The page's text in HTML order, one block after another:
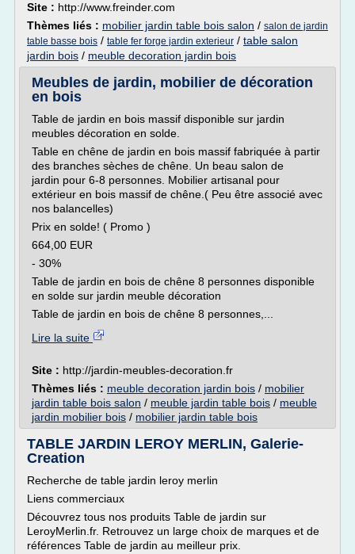
Site : http://www.freinder.com
Thèmes liés : mobilier jardin table bois salon / salon de jardin
table basse bois / table fer forge jardin exterieur / table salon
jardin bois / meuble decoration jardin bois
Meubles de jardin, mobilier de décoration
en bois
Table de jardin en bois massif disponible sur jardin
meubles décoration en solde.
Table en chêne de jardin en bois massif fabriquée à partir
des branches sèches de chêne. Un beau salon de
jardin pour 6-8 personnes. Mobilier artisanal pour
extérieur en bois massif de chêne.( Peu être associé avec
nos balancelles)
Prix en solde! ( Promo )
664,00 EUR
- 30%
Table de jardin en bois de chêne 8 personnes disponible
en solde sur jardin meuble décoration
Table de jardin en bois de chêne 8 personnes,...
Lire la suite
Site : http://jardin-meubles-decoration.fr
Thèmes liés : meuble decoration jardin bois / mobilier
jardin table bois salon / meuble jardin table bois / meuble
jardin mobilier bois / mobilier jardin table bois
TABLE JARDIN LEROY MERLIN, Galerie-
Creation
Recherche de table jardin leroy merlin
Liens commerciaux
Découvrez tous nos produits Table de jardin sur
LeroyMerlin.fr. Retrouvez un large choix de marques et de
références Table de jardin au meilleur prix.